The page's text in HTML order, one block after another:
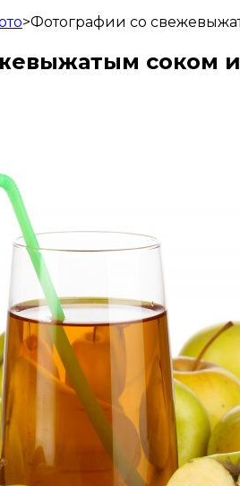
>Фотографии со
соком